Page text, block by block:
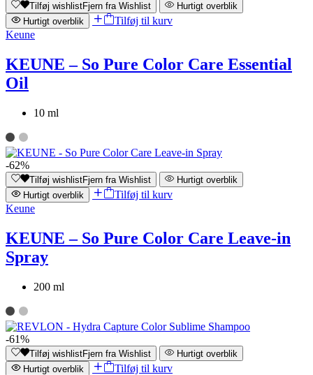
Tilføj wishlistFjern fra Wishlist
Hurtigt overblik
Hurtigt overblik
Tilføj til kurv
Keune
KEUNE – So Pure Color Care Essential
Oil
10 ml
-62%
Tilføj wishlistFjern fra Wishlist
Hurtigt overblik
Hurtigt overblik
Tilføj til kurv
Keune
KEUNE – So Pure Color Care Leave-in
Spray
200 ml
-61%
Tilføj wishlistFjern fra Wishlist
Hurtigt overblik
Hurtigt overblik
Tilføj til kurv